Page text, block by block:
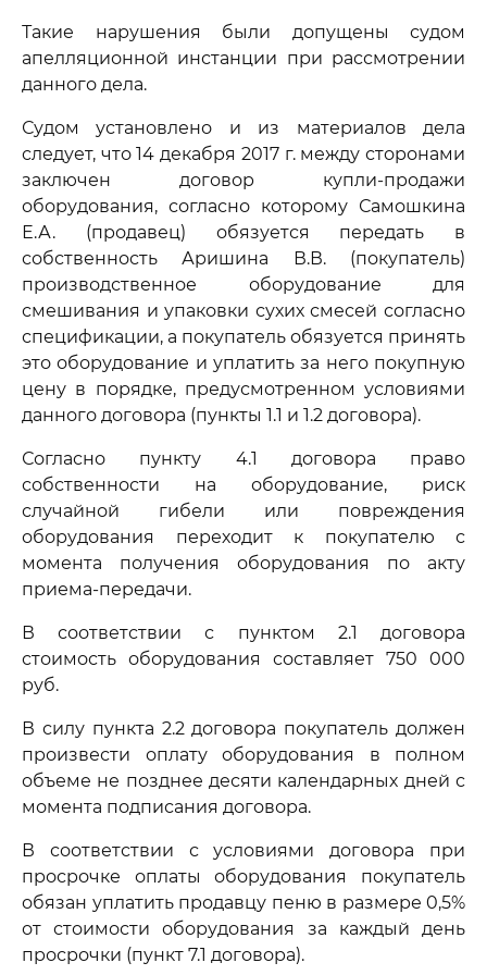
Такие нарушения были допущены судом
апелляционной инстанции при рассмотрении
данного дела.
Судом установлено и из материалов дела
следует, что 14 декабря 2017 г. между сторонами
заключен договор купли-продажи
оборудования, согласно которому Самошкина
Е.А. (продавец) обязуется передать в
собственность Аришина В.В. (покупатель)
производственное оборудование для
смешивания и упаковки сухих смесей согласно
спецификации, а покупатель обязуется принять
это оборудование и уплатить за него покупную
цену в порядке, предусмотренном условиями
данного договора (пункты 1.1 и 1.2 договора).
Согласно пункту 4.1 договора право
собственности на оборудование, риск
случайной гибели или повреждения
оборудования переходит к покупателю с
момента получения оборудования по акту
приема-передачи.
В соответствии с пунктом 2.1 договора
стоимость оборудования составляет 750 000
руб.
В силу пункта 2.2 договора покупатель должен
произвести оплату оборудования в полном
объеме не позднее десяти календарных дней с
момента подписания договора.
В соответствии с условиями договора при
просрочке оплаты оборудования покупатель
обязан уплатить продавцу пеню в размере 0,5%
от стоимости оборудования за каждый день
просрочки (пункт 7.1 договора).